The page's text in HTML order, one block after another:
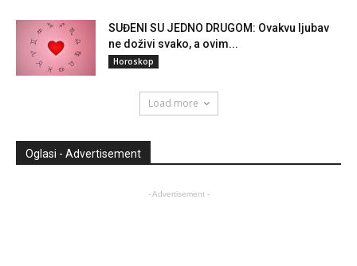
SUĐENI SU JEDNO DRUGOM: Ovakvu ljubav
ne doživi svako, a ovim...
Horoskop
Load more
Oglasi - Advertisement
- Advertisement -